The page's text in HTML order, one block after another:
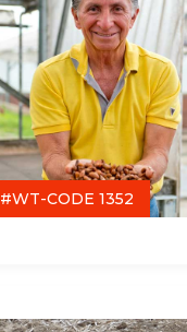
#WT-CODE 1352